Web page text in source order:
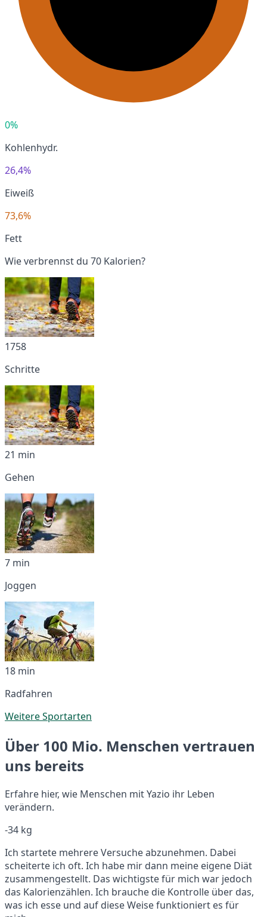
0%
Kohlenhydr.
26,4%
Eiweiß
73,6%
Fett
Wie verbrennst du 70 Kalorien?
1758
Schritte
21 min
Gehen
7 min
Joggen
18 min
Radfahren
Weitere Sportarten
Über 100 Mio. Menschen vertrauen
uns bereits
Erfahre hier, wie Menschen mit Yazio ihr Leben
verändern.
-34 kg
Ich startete mehrere Versuche abzunehmen. Dabei
scheiterte ich oft. Ich habe mir dann meine eigene Diät
zusammengestellt. Das wichtigste für mich war jedoch
das Kalorienzählen. Ich brauche die Kontrolle über das,
was ich esse und auf diese Weise funktioniert es für